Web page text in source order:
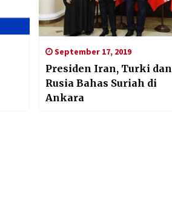
September 17, 2019
Presiden Iran, Turki dan
Rusia Bahas Suriah di
Ankara